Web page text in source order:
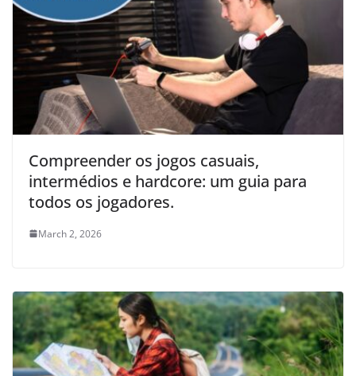
Compreender os jogos casuais,
intermédios e hardcore: um guia para
todos os jogadores.
March 2, 2026